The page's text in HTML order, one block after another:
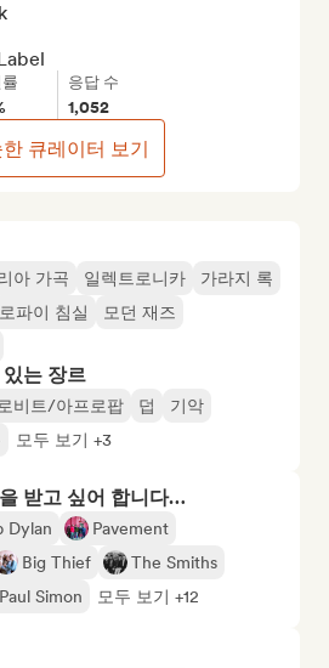
아 가곡 일렉트로니카
가라지 록
로파이 침실
모던 재즈
는 장르
비트/아프로팝 덥
기악
모두 보기 +3
받고 싶어 합니다…
Dylan
Pavement
Big Thief
The Smiths
Paul Simon 모두 보기 +12
응답 수
1,052
큐레이터 보기